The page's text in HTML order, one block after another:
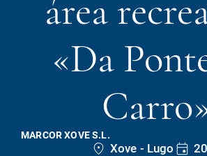
área
«Da
MARCOR XOVE S.L.
Xove - Lugo